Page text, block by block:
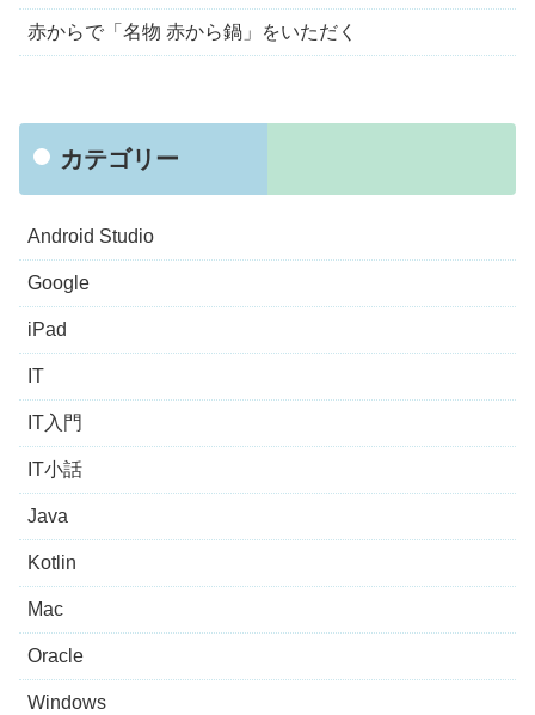
赤からで「名物 赤から鍋」をいただく
カテゴリー
Android Studio
Google
iPad
IT
IT入門
IT小話
Java
Kotlin
Mac
Oracle
Windows